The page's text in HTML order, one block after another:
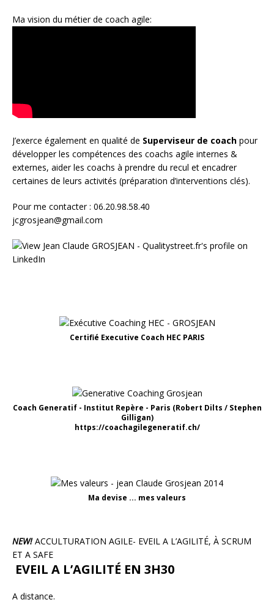
Ma vision du métier de coach agile:
J’exerce également en qualité de Superviseur de coach pour
développer les compétences des coachs agile internes &
externes, aider les coachs à prendre du recul et encadrer
certaines de leurs activités (préparation d’interventions clés).
Pour me contacter : 06.20.98.58.40
jcgrosjean@gmail.com
Certifié Executive Coach HEC PARIS
Coach Generatif - Institut Repère - Paris (Robert Dilts / Stephen
Gilligan)
https://coachagilegeneratif.ch/
Ma devise ... mes valeurs
NEW!ACCULTURATION AGILE- EVEIL A L’AGILITÉ, À SCRUM
ET A SAFE
EVEIL A L’AGILITÉ EN 3H30
A distance.